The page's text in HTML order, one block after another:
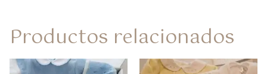
Productos relacionados